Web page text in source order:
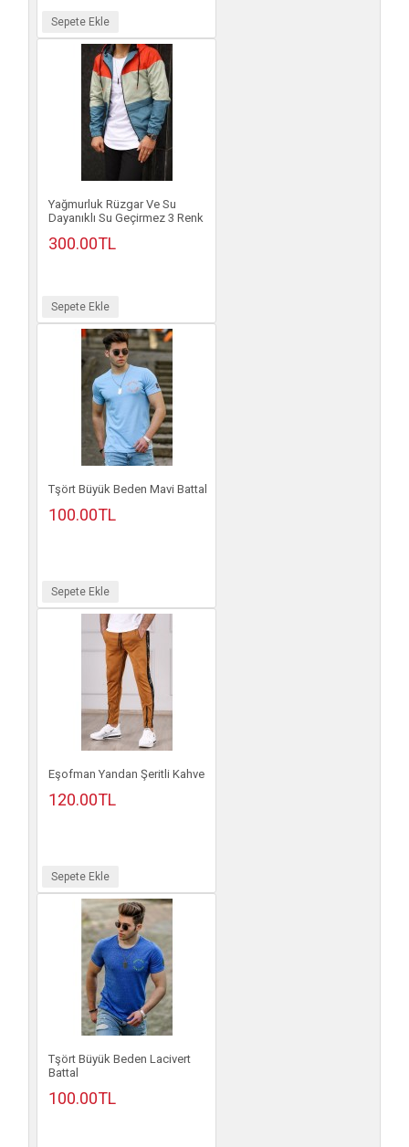
Sepete Ekle
Yağmurluk Rüzgar Ve Su
Dayanıklı Su Geçirmez 3 Renk
300.00TL
Sepete Ekle
Tşört Büyük Beden Mavi Battal
100.00TL
Sepete Ekle
Eşofman Yandan Şeritli Kahve
120.00TL
Sepete Ekle
Tşört Büyük Beden Lacivert
Battal
100.00TL